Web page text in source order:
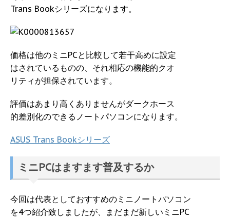
Trans Bookシリーズになります。
価格は他のミニPCと比較して若干高めに設定
はされているものの、それ相応の機能的クオ
リティが担保されています。
評価はあまり高くありませんがダークホース
的差別化のできるノートパソコンになります。
ASUS Trans Bookシリーズ
ミニPCはますます普及するか
今回は代表としておすすめのミニノートパソコン
を4つ紹介致しましたが、まだまだ新しいミニPC